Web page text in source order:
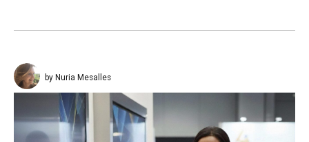
by Nuria Mesalles